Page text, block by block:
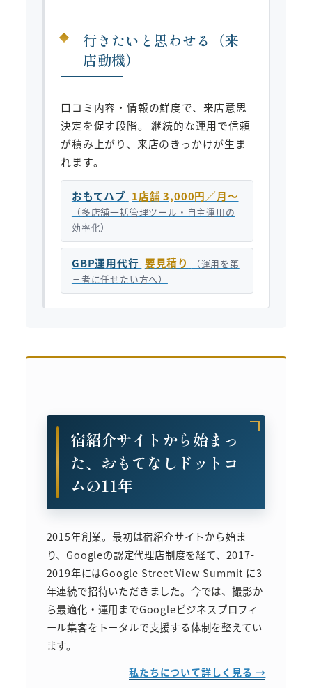
行きたいと思わせる（来
店動機）
口コミ内容・情報の鮮度で、来店意思
決定を促す段階。 継続的な運用で信頼
が積み上がり、来店のきっかけが生ま
れます。
おもてハブ 1店舗 3,000円／月〜
（多店舗一括管理ツール・自主運用の
効率化）
GBP運用代行 要見積り
（運用を第
三者に任せたい方へ）
宿紹介サイトから始まっ
た、おもてなしドットコ
ムの11年
2015年創業。最初は宿紹介サイトから始ま
り、Googleの認定代理店制度を経て、2017-
2019年にはGoogle Street View Summit に3
年連続で招待いただきました。今では、撮影か
ら最適化・運用までGoogleビジネスプロフィ
ール集客をトータルで支援する体制を整えてい
ます。
私たちについて詳しく見る →